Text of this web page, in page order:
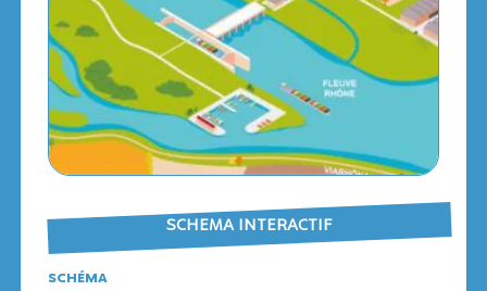
SCHEMA INTERACTIF
SCHÉMA